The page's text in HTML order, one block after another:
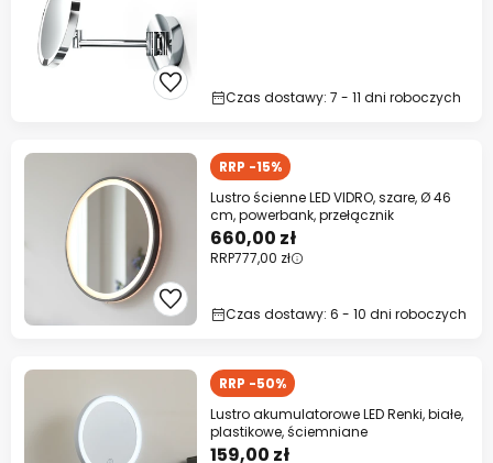
Czas dostawy: 7 - 11 dni roboczych
RRP -15%
Lustro ścienne LED VIDRO, szare, Ø 46
cm, powerbank, przełącznik
660,00 zł
RRP777,00 zł
Czas dostawy: 6 - 10 dni roboczych
RRP -50%
Lustro akumulatorowe LED Renki, białe,
plastikowe, ściemniane
159,00 zł